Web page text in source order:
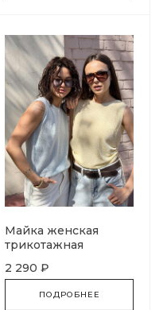
Майка женская
трикотажная
2 290 ₽
ПОДРОБНЕЕ